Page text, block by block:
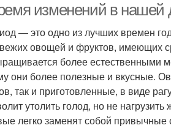
изменений в нашей
— это одно из лучших времен
овощей и фруктов, имеющих
более естественными
они более полезные и вкусные.
так и приготовленные, в виде
утолить голод, но не
легко заменят собой